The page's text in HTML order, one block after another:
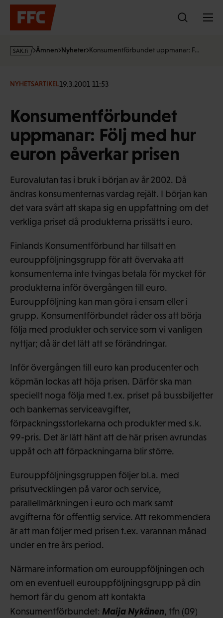
Hoppa
innehållet
s
·
Ämnen Nyheter Konsumentförbundet uppmanar: F…
NYHETSARTIKEL19.3.2001 11:53
Konsumentförbundet
uppmanar: Följ med hur
euron påverkar prisen
Eurovalutan tas i bruk i början av år 2002. Då
ändras konsumenternas vardag rejält. I början kan
det vara svårt att skapa sig en uppfattning om det
verkliga priset då produkterna prissätts i euro.
Finlands Konsumentförbund har tillsatt en
eurouppföljningsgrupp för att övervaka att
konsumenterna inte tvingas betala för mycket för
produkterna inför övergången till euro.
Eurouppföljning kan man göra i ensam eller i
grupp. Konsumentförbundet råder oss att börja
följa med produkter och service som vi vanligen
nyttjar; då är det lätt att se förändringar.
Inför övergången till euro kan producenter och
köpmän lockas att höja prisen. Därför ska man
speciellt noga följa med t.ex. priset på bussbiljetter
och bankernas serviceavgifter,
förpackningsstorlekarna och produkter med s.k.
99-pris. Det är lätt hänt att de här prisen avrundas
uppåt och att förpackningarna blir större.
Eurouppföljningsgruppen följer bl.a. med
prisutvecklingen på varor och service,
parallellmärkningen i euro och mark samt
avgifterna för offentlig service. Att rekommendera
är att man följer med prisen t.ex. varannan månad
under en tre års period.
Närmare information om eurouppföljningen och
om en eventuell eurouppföljningsgrupp på din
hemort får du genom att kontakta
Konsumentförbundet: Maija Nykänen, tfn (09)